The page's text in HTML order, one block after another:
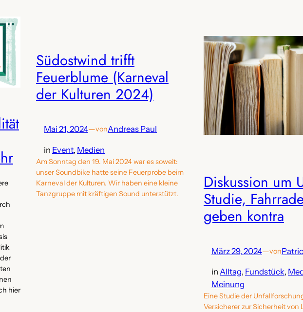
hier
Südostwind trifft
Feuerblume (Karneval
der Kulturen 2024)
Mai 21, 2024—vonAndreas Paul
in Event, Medien
Am Sonntag den 19. Mai 2024 war es soweit:
unser Soundbike hatte seine Feuerprobe beim
Karneval der Kulturen. Wir haben eine kleine
Tanzgruppe mit kräftigen Sound unterstützt.
Diskussion um
Studie,
geben kontra
März 29, 2024—von
in Alltag, Fundstück,
Meinung
Eine Studie der
Versicherer zur Sicherheit von